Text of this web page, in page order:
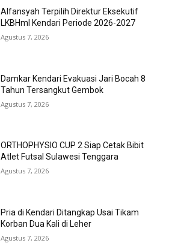
Alfansyah Terpilih Direktur Eksekutif
LKBHmI Kendari Periode 2026-2027
Agustus 7, 2026
Damkar Kendari Evakuasi Jari Bocah 8
Tahun Tersangkut Gembok
Agustus 7, 2026
ORTHOPHYSIO CUP 2 Siap Cetak Bibit
Atlet Futsal Sulawesi Tenggara
Agustus 7, 2026
Pria di Kendari Ditangkap Usai Tikam
Korban Dua Kali di Leher
Agustus 7, 2026